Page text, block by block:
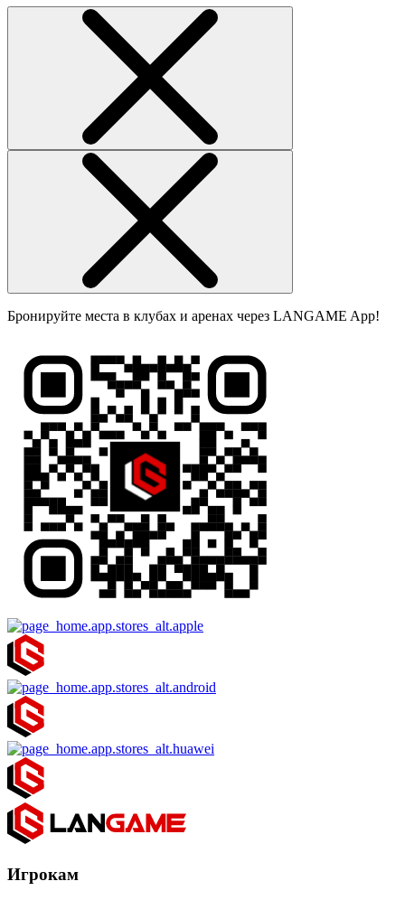
Бронируйте места в клубах и аренах через LANGAME App!
Игрокам